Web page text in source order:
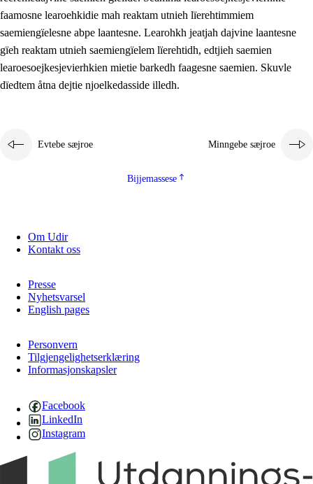
faamosne learoehkidie mah reaktam utnieh lïerehtimmiem
saemiengïelesne abpe laantesne. Learohkh jeatjah dajvine laantesne
gïeh reaktam utnieh saemiengïelem lïerehtidh, edtjieh saemien
learoesoejkesjevierhkien mietie barkedh faagesne saemien. Skuvle
dïedtem åtna dejtie njoelkedasside illedh.
Evtebe sæjroe Minngebe sæjroe
Bijjemassese
Om Udir
Kontakt oss
Presse
Nyhetsvarsel
English pages
Personvern
Tilgjengelighetserklæring
Informasjonskapsler
Facebook
LinkedIn
Instagram